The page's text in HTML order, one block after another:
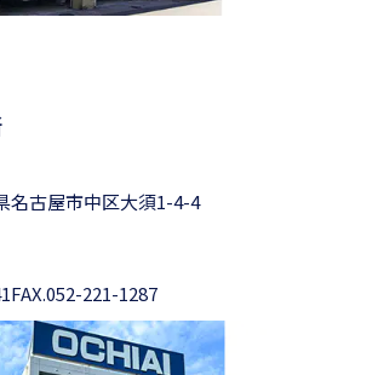
名古屋市中区大須1-4-4
FAX.052-221-1287